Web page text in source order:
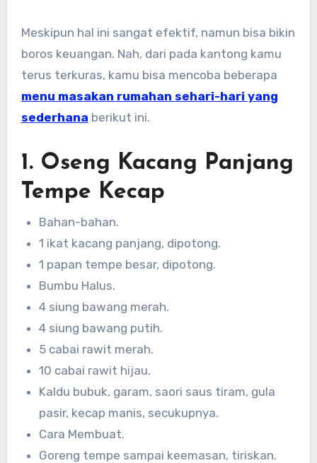
Meskipun hal ini sangat efektif, namun bisa bikin
boros keuangan. Nah, dari pada kantong kamu
terus terkuras, kamu bisa mencoba beberapa
menu masakan rumahan sehari-hari yang
sederhana berikut ini.
1. Oseng Kacang Panjang
Tempe Kecap
Bahan-bahan.
1 ikat kacang panjang, dipotong.
1 papan tempe besar, dipotong.
Bumbu Halus.
4 siung bawang merah.
4 siung bawang putih.
5 cabai rawit merah.
10 cabai rawit hijau.
Kaldu bubuk, garam, saori saus tiram, gula
pasir, kecap manis, secukupnya.
Cara Membuat.
Goreng tempe sampai keemasan, tiriskan.